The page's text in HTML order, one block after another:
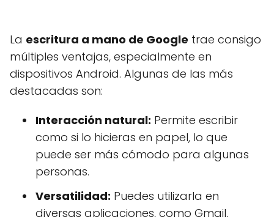
La escritura a mano de Google trae consigo
múltiples ventajas, especialmente en
dispositivos Android. Algunas de las más
destacadas son:
Interacción natural: Permite escribir
como si lo hicieras en papel, lo que
puede ser más cómodo para algunas
personas.
Versatilidad: Puedes utilizarla en
diversas aplicaciones, como Gmail,